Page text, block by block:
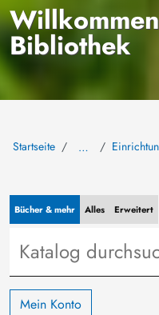
Bibliothek
Startseite …
Bücher & mehr Alles Erweitert
Mein Konto